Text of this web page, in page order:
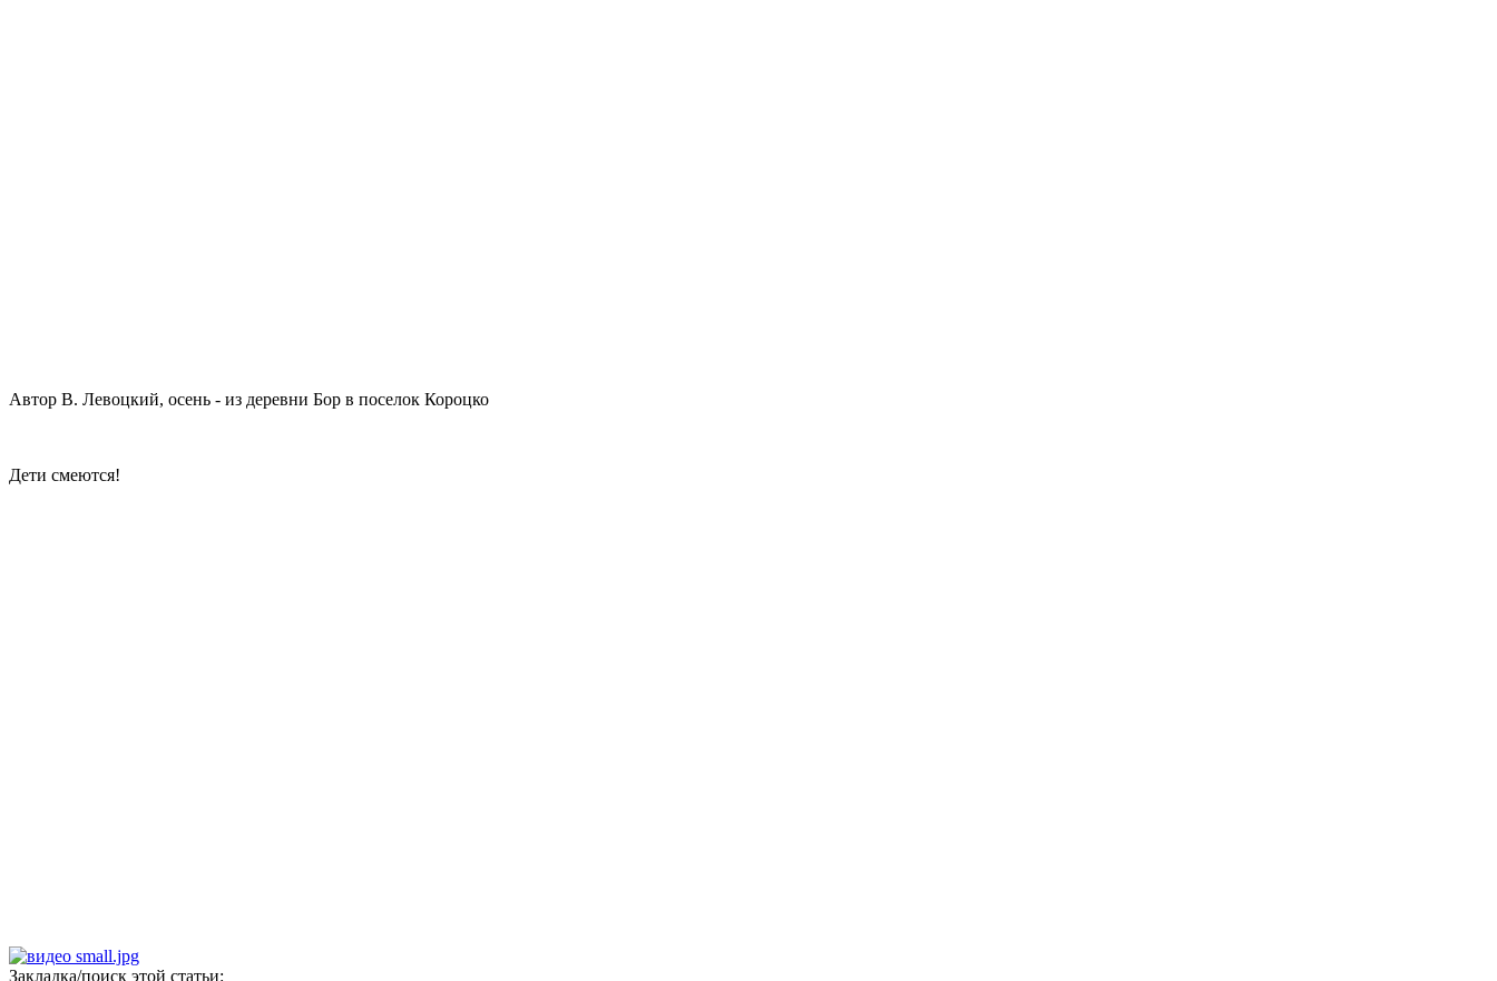
Автор В. Левоцкий, осень - из деревни Бор в поселок Короцко
Дети смеются!
Закладка/поиск этой статьи: